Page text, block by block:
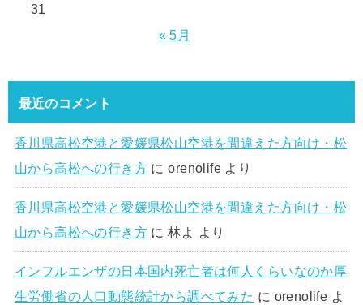
31
« 5月
最近のコメント
香川県高松空港と愛媛県松山空港を間違えた方向け・松
山から高松への行き方 にorenolife より
香川県高松空港と愛媛県松山空港を間違えた方向け・松
山から高松への行き方 に林よ より
インフルエンザの日本国内死亡者は何人くらいなのか厚
生労働省の人口動態統計から調べてみた に orenolife よ